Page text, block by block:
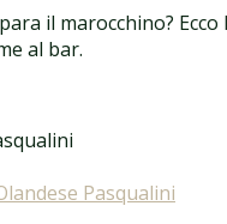
il marocchino?
al bar.
Pasqualini